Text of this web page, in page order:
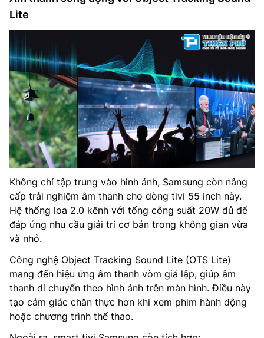
Lite
Không chỉ tập trung vào hình ảnh, Samsung còn nâng
cấp trải nghiệm âm thanh cho dòng tivi 55 inch này.
Hệ thống loa 2.0 kênh với tổng công suất 20W đủ để
đáp ứng nhu cầu giải trí cơ bản trong không gian vừa
và nhỏ.
Công nghệ Object Tracking Sound Lite (OTS Lite)
mang đến hiệu ứng âm thanh vòm giả lập, giúp âm
thanh di chuyển theo hình ảnh trên màn hình. Điều này
tạo cảm giác chân thực hơn khi xem phim hành động
hoặc chương trình thể thao.